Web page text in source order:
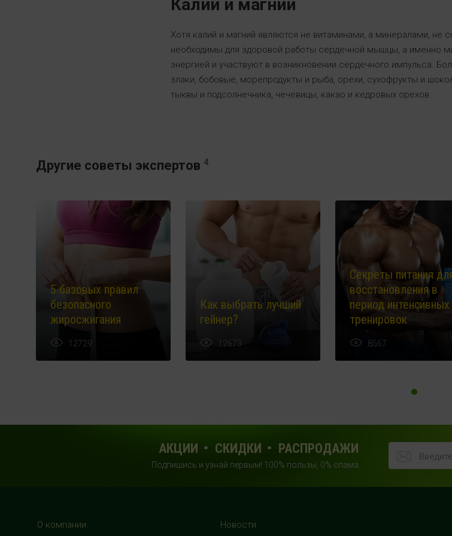
Калий и магний
Хотя калий и магний являются не витаминами, а минералами, не
необходимы для здоровой работы сердечной мышцы, а именно
энергией и участвуют в возникновении сердечного импульса.
злаки, бобовые, морепродукты и рыба, орехи, сухофрукты и
тыквы и подсолнечника, чечевицы, какао и кедровых орехов.
Другие советы экспертов 4
5 базовых правил
безопасного
жиросжигания
12729
Как выбрать лучший
гейнер?
12673
Секреты питания
восстановления в
период интенсивных
тренировок
8567
АКЦИИ СКИДКИ РАСПРОДАЖИ
Подпишись и узнай первым! 100% пользы, 0% спама
О компании Новости